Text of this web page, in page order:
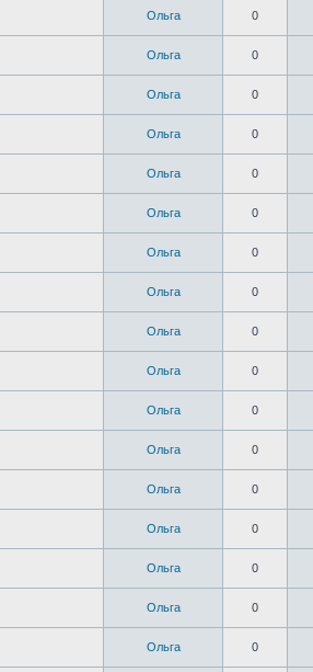
Ольга 0
Ольга 0
Ольга 0
Ольга 0
Ольга 0
Ольга 0
Ольга 0
Ольга 0
Ольга 0
Ольга 0
Ольга 0
Ольга 0
Ольга 0
Ольга 0
Ольга 0
Ольга 0
Ольга 0